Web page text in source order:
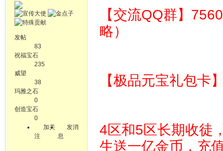
发帖
83
祝福宝石
235
威望
38
玛雅之石
0
创造宝石
0
加关
注
发消
息
【交流QQ群】
略）
【极品元宝礼包
4区和5区长期收徒
生送一亿金币，充